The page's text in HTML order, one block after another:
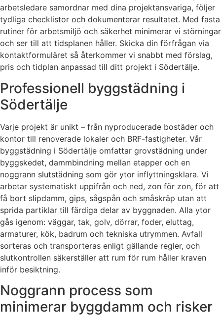
arbetsledare samordnar med dina projektansvariga, följer
tydliga checklistor och dokumenterar resultatet. Med fasta
rutiner för arbetsmiljö och säkerhet minimerar vi störningar
och ser till att tidsplanen håller. Skicka din förfrågan via
kontaktformuläret så återkommer vi snabbt med förslag,
pris och tidplan anpassad till ditt projekt i Södertälje.
Professionell byggstädning i
Södertälje
Varje projekt är unikt – från nyproducerade bostäder och
kontor till renoverade lokaler och BRF-fastigheter. Vår
byggstädning i Södertälje omfattar grovstädning under
byggskedet, dammbindning mellan etapper och en
noggrann slutstädning som gör ytor inflyttningsklara. Vi
arbetar systematiskt uppifrån och ned, zon för zon, för att
få bort slipdamm, gips, sågspån och småskräp utan att
sprida partiklar till färdiga delar av byggnaden. Alla ytor
gås igenom: väggar, tak, golv, dörrar, foder, eluttag,
armaturer, kök, badrum och tekniska utrymmen. Avfall
sorteras och transporteras enligt gällande regler, och
slutkontrollen säkerställer att rum för rum håller kraven
inför besiktning.
Noggrann process som
minimerar byggdamm och risker